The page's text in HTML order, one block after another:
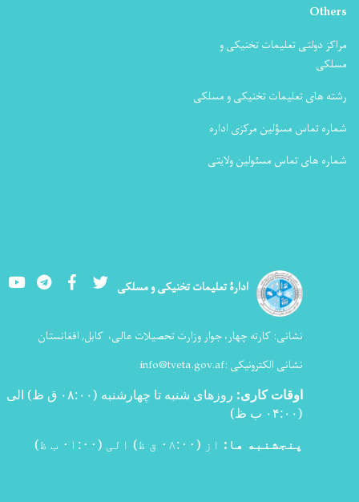
Others
مراکز دولتی تعلیمات تخنیکی و
مسلکی
رشته های تعلیمات تخنیکی و مسلکی
شماره تماس مسؤلین مرکزی اداره
شماره های تماس مسئولین ولایتی
ادارۀ تعلیمات تخنیکی و مسلکی YoutubeLinkedInFacebook Twitter
نشانی: کارته چهار، جوار وزارت تحصیلات عالی، کابل, افغانستان
نشانی الکترونیکی :info@tveta.gov.af
اوقات کاری:
روزهای شنبه تا چهارشنبه (۰۸:۰۰ ق ظ) الی
(۰۴:۰۰ ب ظ
)
پنجشنبه ها: از (۰۸:۰۰ ق ظ) الی (۰۱:۰۰ ب ظ)